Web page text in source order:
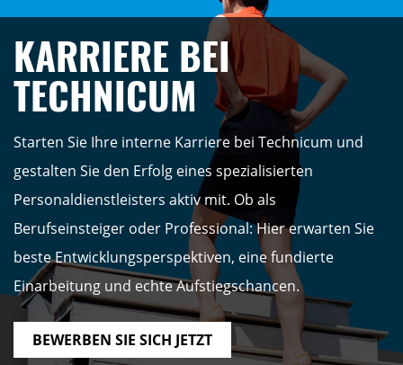
KARRIERE BEI
TECHNICUM
Starten Sie Ihre interne Karriere bei Technicum und
gestalten Sie den Erfolg eines spezialisierten
Personaldienstleisters aktiv mit. Ob als
Berufseinsteiger oder Professional: Hier erwarten Sie
beste Entwicklungsperspektiven, eine fundierte
Einarbeitung und echte Aufstiegschancen.
BEWERBEN SIE SICH JETZT